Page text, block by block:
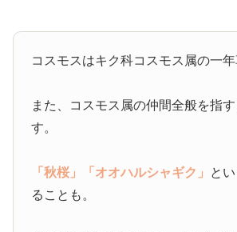
コスモスはキク科コスモス属の一年
また、コスモス属の仲間全般を指
す。
「秋桜」 「オオハルシャギク」 と
ることも。